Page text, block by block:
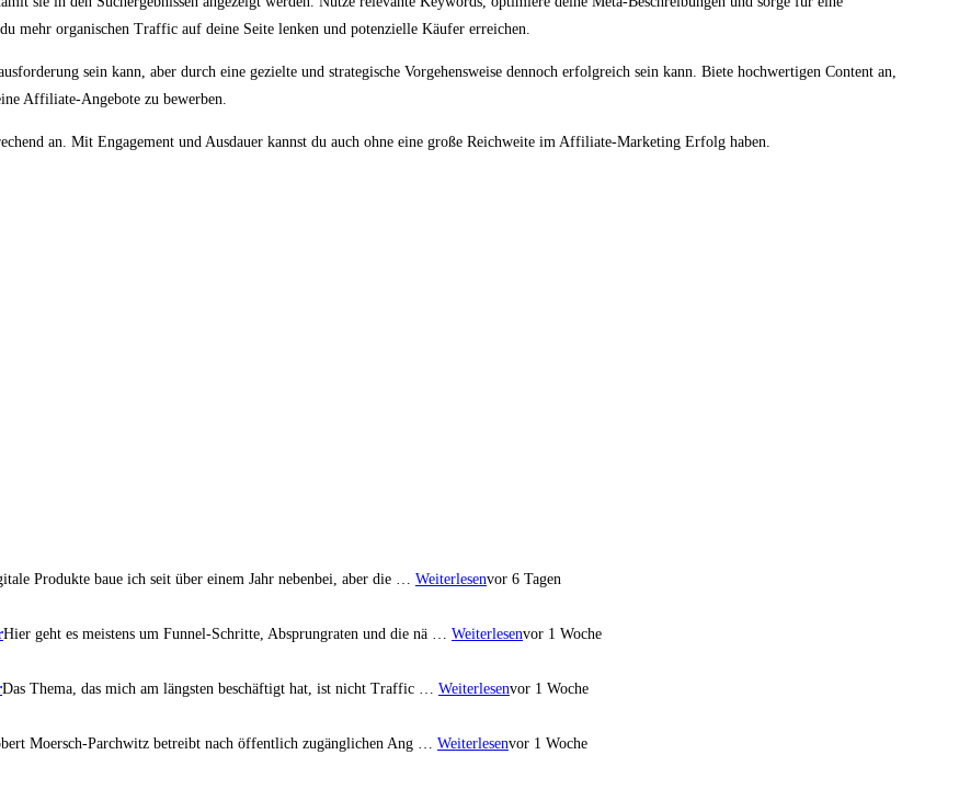
mehr organischen Traffic auf deine Seite lenken und potenzielle Käufer erreichen.
sein kann, aber durch eine gezielte und strategische Vorgehensweise dennoch erfolgreich sein kann. Biete hochwertigen Content an,
Affiliate-Angebote zu bewerben.
an. Mit Engagement und Ausdauer kannst du auch ohne eine große Reichweite im Affiliate-Marketing Erfolg haben.
Produkte baue ich seit über einem Jahr nebenbei, aber die … Weiterlesenvor 6 Tagen
Hier geht es meistens um Funnel-Schritte, Absprungraten und die nä … Weiterlesenvor 1 Woche
Das Thema, das mich am längsten beschäftigt hat, ist nicht Traffic … Weiterlesenvor 1 Woche
Moersch-Parchwitz betreibt nach öffentlich zugänglichen Ang … Weiterlesenvor 1 Woche